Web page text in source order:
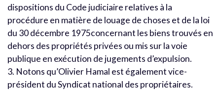
dispositions du Code judiciaire relatives à la
procédure en matière de louage de choses et de la loi
du 30 décembre 1975concernant les biens trouvés en
dehors des propriétés privées ou mis sur la voie
publique en exécution de jugements d’expulsion.
3. Notons qu’Olivier Hamal est également vice-
président du Syndicat national des propriétaires.